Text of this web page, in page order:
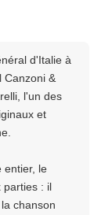
d'Italie à
Canzoni &
l'un des
et
entier, le
parties : il
chanson